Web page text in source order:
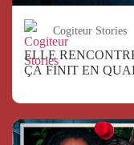
Cogiteur Stories
ELLE
ÇA FINIT EN